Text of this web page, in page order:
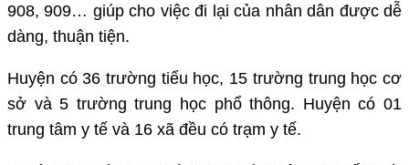
908, 909… giúp cho việc đi lại của nhân dân được dễ
dàng, thuận tiện.
Huyện có 36 trường tiểu học, 15 trường trung học cơ
sở và 5 trường trung học phổ thông. Huyện có 01
trung tâm y tế và 16 xã đều có trạm y tế.